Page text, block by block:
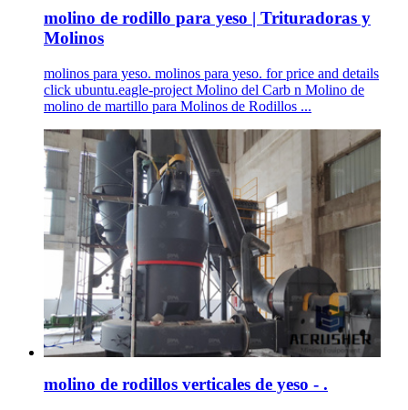
molino de rodillo para yeso | Trituradoras y
Molinos
molinos para yeso. molinos para yeso. for price and details
click ubuntu.eagle-project Molino del Carb n Molino de
molino de martillo para Molinos de Rodillos ...
molino de rodillos verticales de yeso - .